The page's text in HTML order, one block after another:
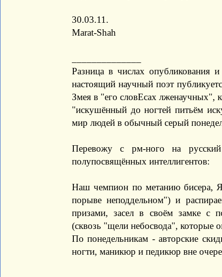
30.03.11.
Marat-Shah
Разница в числах опубликования
настоящий научный поэт
Змея в "его словЕсах лженаучных",
"искушённый до ногтей питьём
мир людей в обычный серый
Перевожу с рм-ного на
полупосвящённых интеллигентов:
Наш чемпион по метанию бисера,
порыве неподдельном") и
призами, засел в своём замке с
(сквозь "щели небосвода", которые
По понедельникам - авторские
ногти, маникюр и педикюр вне